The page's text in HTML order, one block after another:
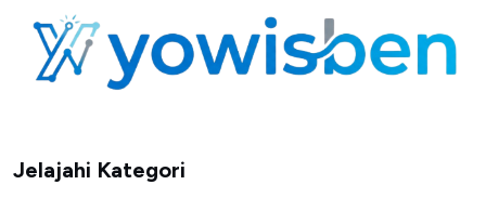
Jelajahi Kategori